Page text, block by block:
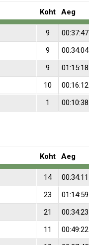
Koht Aeg
9 00:37:47
9 00:34:04
9 01:15:18
10 00:16:12
1
00:10:38
Koht Aeg
14 00:34:11
23 01:14:59
21 00:34:23
11 00:49:22